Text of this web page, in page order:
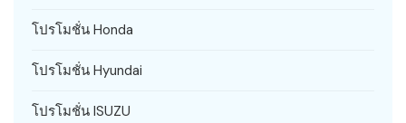
โปรโมชั่น Honda
โปรโมชั่น Hyundai
โปรโมชั่น ISUZU